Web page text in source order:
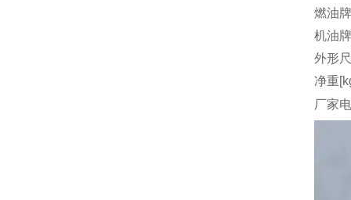
燃油
机油
外形
净重
厂家